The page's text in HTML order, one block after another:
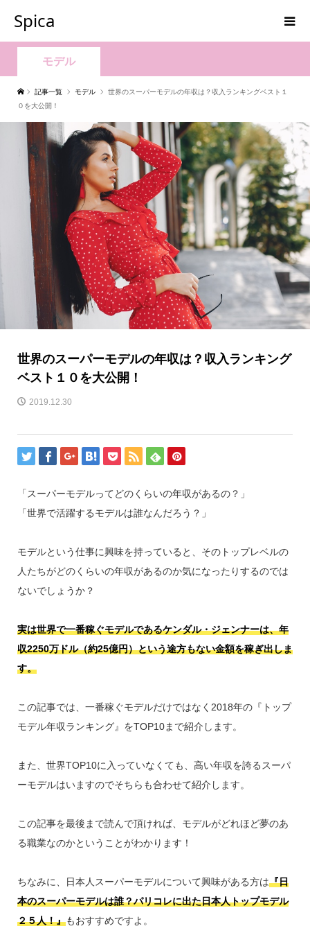
Spica
モデル
記事一覧 モデル
世界のスーパーモデルの年収は？収入ランキングベスト１
０を大公開！
世界のスーパーモデルの年収は？収入ランキング
ベスト１０を大公開！
2019.12.30
「スーパーモデルってどのくらいの年収があるの？」
「世界で活躍するモデルは誰なんだろう？」
モデルという仕事に興味を持っていると、そのトップレベルの
人たちがどのくらいの年収があるのか気になったりするのでは
ないでしょうか？
実は世界で一番稼ぐモデルであるケンダル・ジェンナーは、年
収2250万ドル（約25億円）という途方もない金額を稼ぎ出しま
す。
この記事では、一番稼ぐモデルだけではなく2018年の『トップ
モデル年収ランキング』をTOP10まで紹介します。
また、世界TOP10に入っていなくても、高い年収を誇るスーパ
ーモデルはいますのでそちらも合わせて紹介します。
この記事を最後まで読んで頂ければ、モデルがどれほど夢のあ
る職業なのかということがわかります！
ちなみに、日本人スーパーモデルについて興味がある方は『日
本のスーパーモデルは誰？パリコレに出た日本人トップモデル
２５人！』もおすすめですよ。